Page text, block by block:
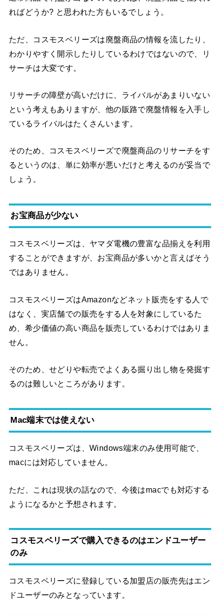
ればどうか? と思われた方もいるでしょう。
ただ、コスモスベリーズは廃盤商品の情報を流したり、
わかりやすく開示したりしているわけではないので、リ
サーチは大変です。
リサーチの障壁が高いだけに、ライバルがあまりいない
という考えもありますが、他の販路で廃盤情報を入手し
ているライバルはたくさんいます。
そのため、コスモスベリーズで廃盤商品のリサーチをす
るというのは、単に効率が悪いだけと考えるのが妥当で
しょう。
お宝商品が少ない
コスモスベリーズは、ヤマダ電機の豊富な品揃えを利用
することができますが、お宝商品が多いかと言えばそう
ではありません。
コスモスベリーズはAmazonなどネット販売をする人で
はなく、実店舗での販売をする人を対象にしているた
め、希少価値の高い商品を販売しているわけではありま
せん。
そのため、せどりや転売でよくある掘り出し物を発掘す
るのは難しいところがあります。
Mac端末では使えない
コスモスベリーズは、Windows端末のみ使用可能で、
macには対応していません。
ただ、これは現状の話なので、今後はmacでも対応する
ようになるかと予想されます。
コスモスベリーズで購入できるのはエンドユーザー
のみ
コスモスベリーズに登録している加盟店の販売先はエン
ドユーザーのみとなっています。